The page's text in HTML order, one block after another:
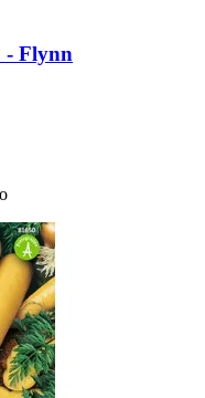
-​ Flynn